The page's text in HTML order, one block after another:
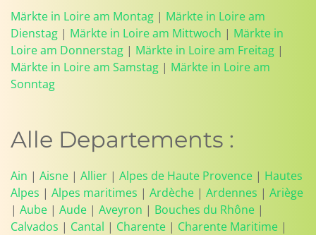
Märkte in Loire am Montag | Märkte in Loire am
Dienstag | Märkte in Loire am Mittwoch | Märkte in
Loire am Donnerstag | Märkte in Loire am Freitag |
Märkte in Loire am Samstag | Märkte in Loire am
Sonntag
Alle Departements :
Ain | Aisne | Allier | Alpes de Haute Provence | Hautes
Alpes | Alpes maritimes | Ardèche | Ardennes | Ariège
| Aube | Aude | Aveyron | Bouches du Rhône |
Calvados | Cantal | Charente | Charente Maritime |